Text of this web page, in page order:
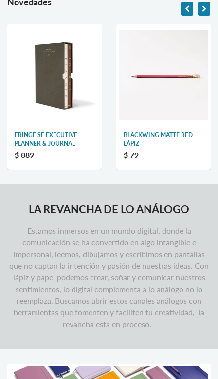
FRINGE SE EXECUTIVE
PLANNER & JOURNAL
$ 889
BLACKWING MATTE RED
LÁPIZ
$ 79
LA REVANCHA DE LO ANÁLOGO
Estamos inmersos en un mundo digital, donde la
comunicación se ha convertido en algo intangible e
impersonal, leemos, dibujamos y escribimos en pantallas
que no captan la intención y pasión de nuestras ideas. Con
lápiz y papel podemos crear, soñar y comunicar nuestros
sentimientos, lo digital complementa a lo análogo no lo
reemplaza. Buscamos abrir estos canales análogos con
herramientas que fomenten y faciliten tu creatividad, la
revancha esta en proceso.